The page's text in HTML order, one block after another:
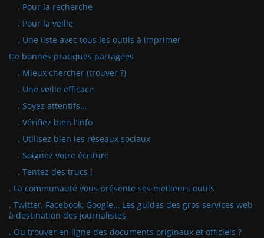
. Pour la recherche
. Pour la veille
. Une liste avec tous les outils à imprimer
De bonnes pratiques partagées
. Mieux chercher (trouver ?)
. Une veille efficace
. Soyez attentifs…
. Vérifiez bien l’info
. Utilisez bien les réseaux sociaux
. Soignez votre écriture
. Tentez des trucs !
. La communauté vous présente ses meilleurs outils
. Twitter, Facebook, Google… Les guides des gros services web
à destination des journalistes
. Ou trouver en ligne des documents originaux et officiels ?